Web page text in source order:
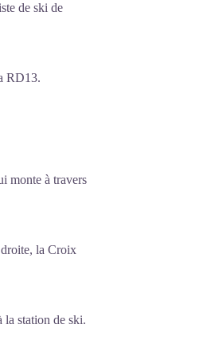
de ski de
RD13.
monte à travers
droite, la Croix
la station de ski.